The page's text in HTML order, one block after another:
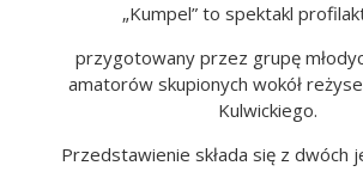
„Kumpel” to spektakl
przygotowany przez grupę
amatorów skupionych wokół
Kulwickiego.
Przedstawienie składa się z dwóch